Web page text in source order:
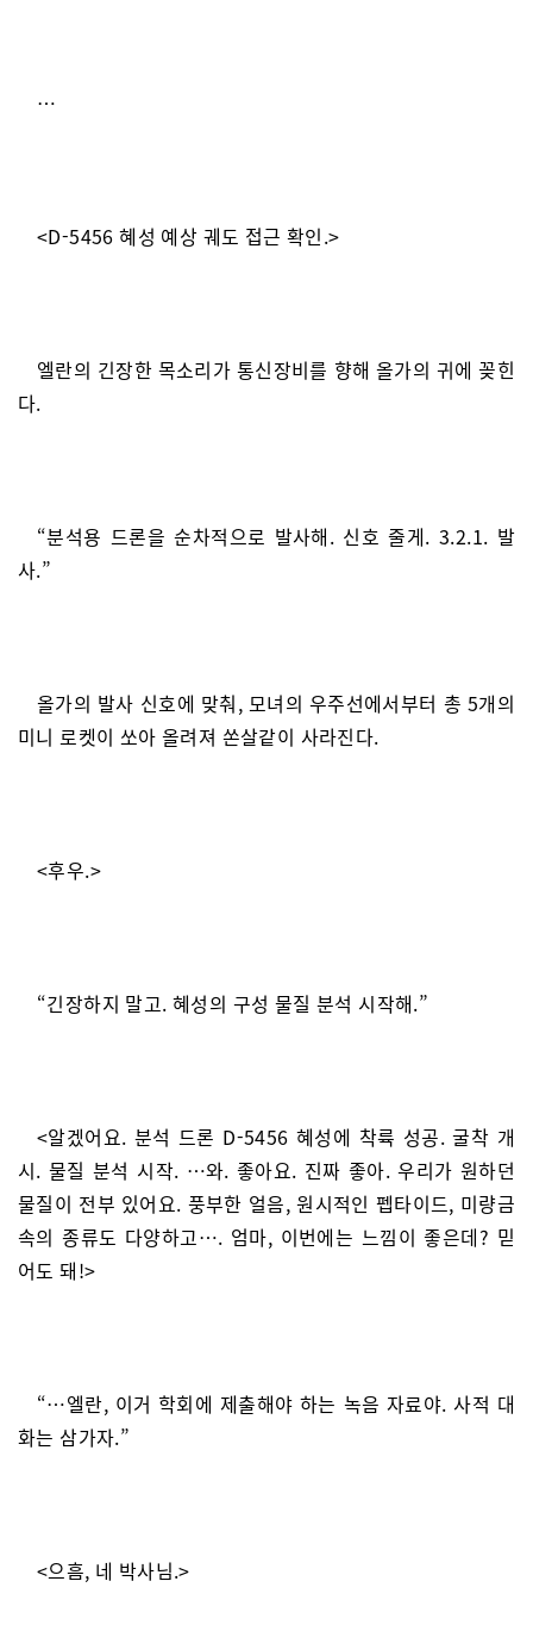
…
<D-5456 혜성 예상 궤도 접근 확인.>
엘란의 긴장한 목소리가 통신장비를 향해 올가의 귀에 꽂힌
다.
“분석용 드론을 순차적으로 발사해. 신호 줄게. 3.2.1. 발
사.”
올가의 발사 신호에 맞춰, 모녀의 우주선에서부터 총 5개의
미니 로켓이 쏘아 올려져 쏜살같이 사라진다.
<후우.>
“긴장하지 말고. 혜성의 구성 물질 분석 시작해.”
<알겠어요. 분석 드론 D-5456 혜성에 착륙 성공. 굴착 개
시. 물질 분석 시작. …와. 좋아요. 진짜 좋아. 우리가 원하던
물질이 전부 있어요. 풍부한 얼음, 원시적인 펩타이드, 미량금
속의 종류도 다양하고…. 엄마, 이번에는 느낌이 좋은데? 믿
어도 돼!>
“…엘란, 이거 학회에 제출해야 하는 녹음 자료야. 사적 대
화는 삼가자.”
<으흠, 네 박사님.>